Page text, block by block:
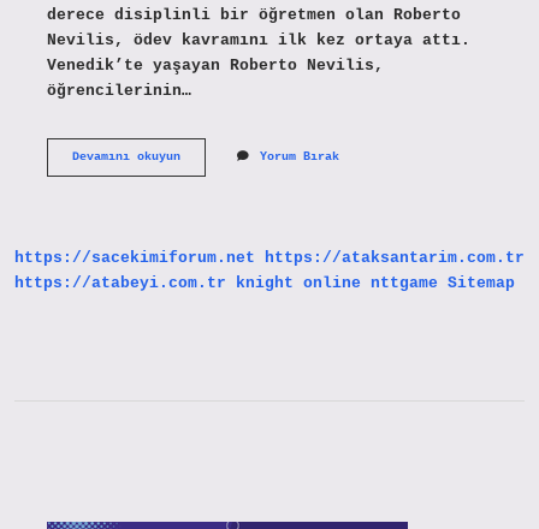
derece disiplinli bir öğretmen olan Roberto
Nevilis, ödev kavramını ilk kez ortaya attı.
Venedik’te yaşayan Roberto Nevilis,
öğrencilerinin…
Devamını okuyunÖdevi
Yorum Bırak
https://sacekimiforum.net
https://ataksantarim.com.tr
https://atabeyi.com.tr
knight online nttgame Sitemap